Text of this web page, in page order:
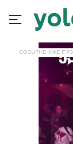
СОБЫТИЕ УЖЕ